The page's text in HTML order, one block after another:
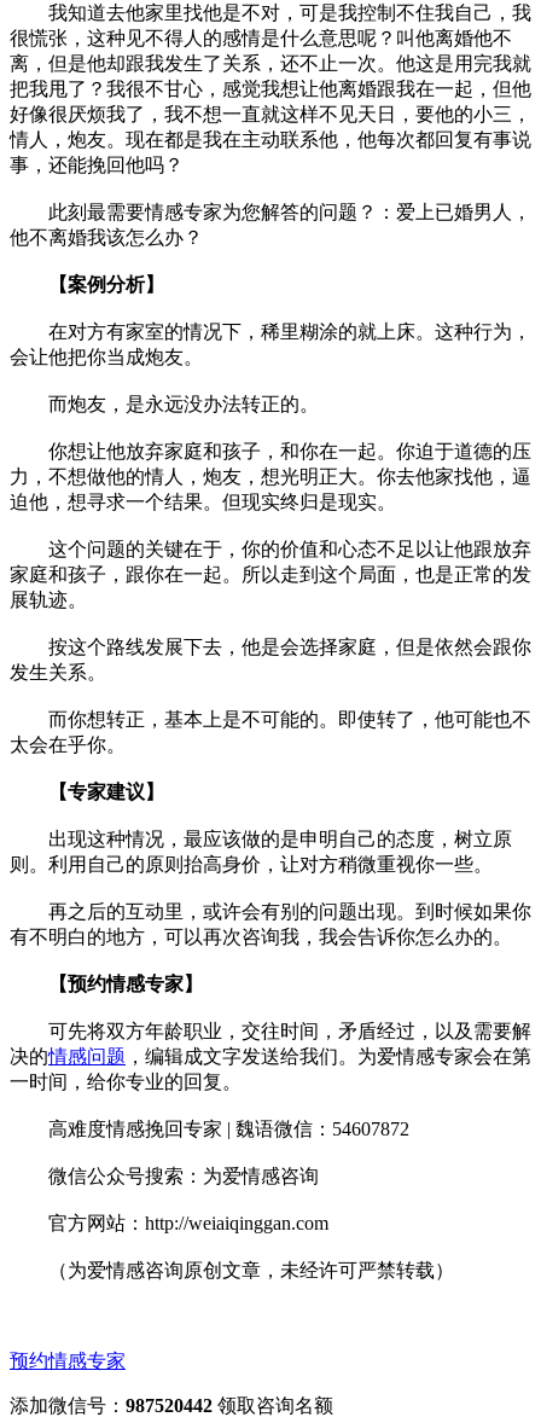
我知道去他家里找他是不对，可是我控制不住我自己，我
很慌张，这种见不得人的感情是什么意思呢？叫他离婚他不
离，但是他却跟我发生了关系，还不止一次。他这是用完我就
把我甩了？我很不甘心，感觉我想让他离婚跟我在一起，但他
好像很厌烦我了，我不想一直就这样不见天日，要他的小三，
情人，炮友。现在都是我在主动联系他，他每次都回复有事说
事，还能挽回他吗？
此刻最需要情感专家为您解答的问题？：爱上已婚男人，
他不离婚我该怎么办？
【案例分析】
在对方有家室的情况下，稀里糊涂的就上床。这种行为，
会让他把你当成炮友。
而炮友，是永远没办法转正的。
你想让他放弃家庭和孩子，和你在一起。你迫于道德的压
力，不想做他的情人，炮友，想光明正大。你去他家找他，逼
迫他，想寻求一个结果。但现实终归是现实。
这个问题的关键在于，你的价值和心态不足以让他跟放弃
家庭和孩子，跟你在一起。所以走到这个局面，也是正常的发
展轨迹。
按这个路线发展下去，他是会选择家庭，但是依然会跟你
发生关系。
而你想转正，基本上是不可能的。即使转了，他可能也不
太会在乎你。
【专家建议】
出现这种情况，最应该做的是申明自己的态度，树立原
则。利用自己的原则抬高身价，让对方稍微重视你一些。
再之后的互动里，或许会有别的问题出现。到时候如果你
有不明白的地方，可以再次咨询我，我会告诉你怎么办的。
【预约情感专家】
可先将双方年龄职业，交往时间，矛盾经过，以及需要解
决的情感问题 ，编辑成文字发送给我们。为爱情感专家会在第
一时间，给你专业的回复。
高难度情感挽回专家 | 魏语微信：54607872
微信公众号搜索：为爱情感咨询
官方网站：http://weiaiqinggan.com
（为爱情感咨询原创文章，未经许可严禁转载）
预约情感专家
添加微信号： 987520442 领取咨询名额